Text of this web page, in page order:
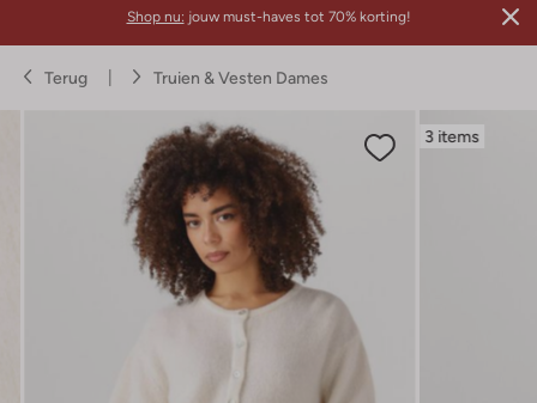
Shop nu: jouw must-haves tot 70% korting!
Terug Truien & Vesten Dames
3 items